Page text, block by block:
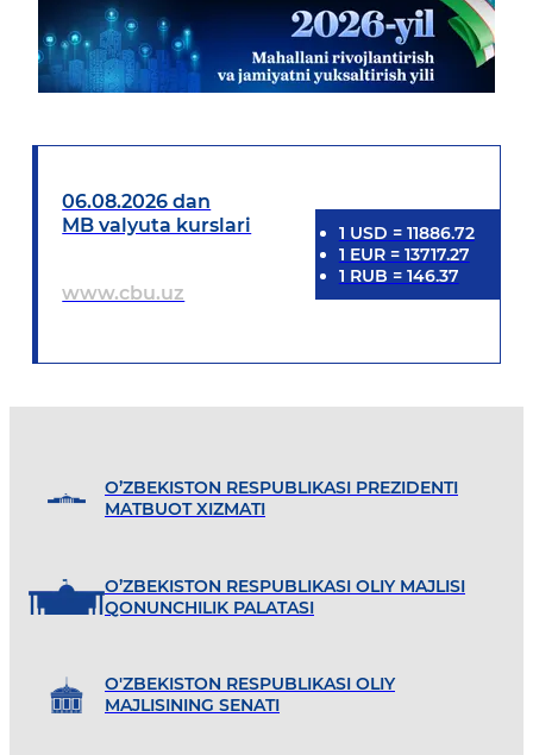
06.08.2026 dan
MB valyuta kurslari
www.cbu.uz
1 USD = 11886.72
1 EUR= 13717.27
1 RUB = 146.37
O’ZBEKISTON RESPUBLIKASI PREZIDENTI
MATBUOT XIZMATI
O’ZBEKISTON RESPUBLIKASI OLIY MAJLISI
QONUNCHILIK PALATASI
O'ZBEKISTON RESPUBLIKASI OLIY
MAJLISINING SENATI